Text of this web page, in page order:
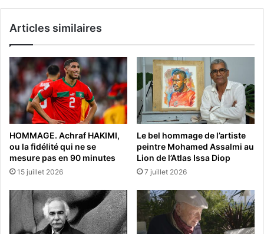
Articles similaires
HOMMAGE. Achraf HAKIMI,
ou la fidélité qui ne se
mesure pas en 90 minutes
15 juillet 2026
Le bel hommage de l’artiste
peintre Mohamed Assalmi au
Lion de l’Atlas Issa Diop
7 juillet 2026